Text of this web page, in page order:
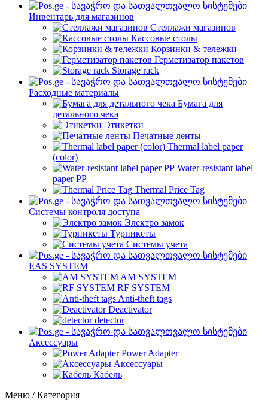
Инвентарь для магазинов
Стеллажи магазинов
Кассовые столы
Корзинки & тележки
Герметизатор пакетов
Storage rack
Расходные материалы
Бумага для
детального чека
Этикетки
Печатные ленты
Thermal label paper
(color)
Water-resistant label
paper PP
Thermal Price Tag
Системы контроля доступа
Электро замок
Турникеты
Cистемы учета
EAS SYSTEM
AM SYSTEM
RF SYSTEM
Anti-theft tags
Deactivator
detector
Аксессуары
Power Adapter
Аксессуары
Кабель
Меню / Категория